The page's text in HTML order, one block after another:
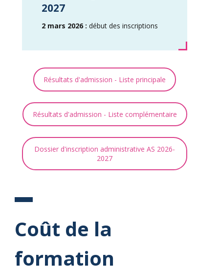
2027
2 mars 2026 : début des inscriptions
Résultats d'admission - Liste principale
Résultats d'admission - Liste complémentaire
Dossier d'inscription administrative AS 2026-
2027
Coût de la
formation